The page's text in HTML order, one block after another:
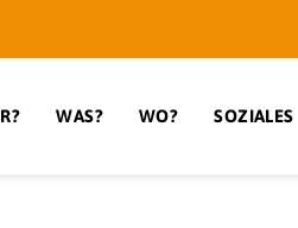
WAS? WO? SOZIALES